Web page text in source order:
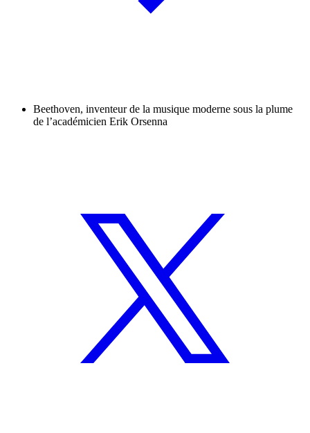
Beethoven, inventeur de la musique moderne sous la plume
de l’académicien Erik Orsenna